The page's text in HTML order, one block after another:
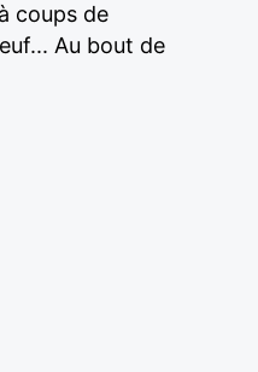
coups de
Au bout de